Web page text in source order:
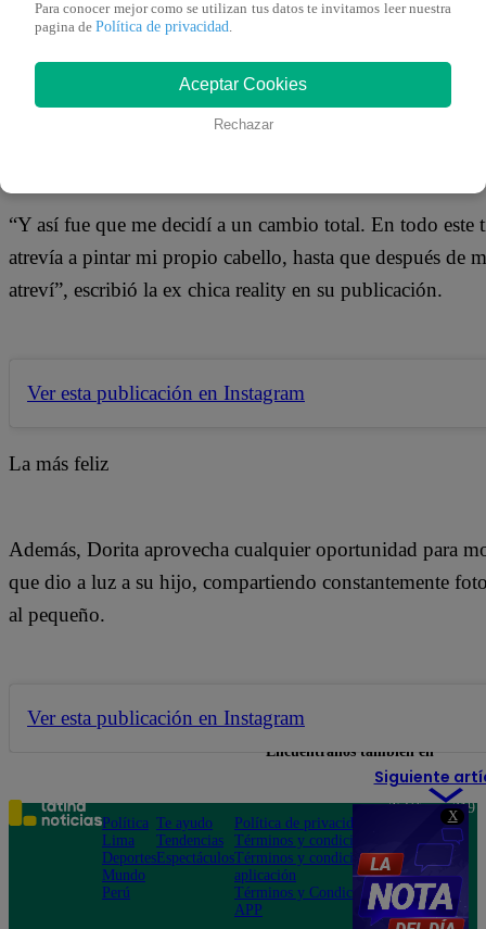
X
Ahora que se encuentra de lo más feliz al lado de su
todos y someterse a un cambio de look, el mismo que
ver en las fotografías que la bailarina publicó en su
“Y así fue que me decidí a un cambio total. En todo este
atrevía a pintar mi propio cabello, hasta que después de
atreví”, escribió la ex chica reality en su publicación.
Ver esta publicación en Instagram
La más feliz
Además, Dorita aprovecha cualquier oportunidad para
que dio a luz a su hijo, compartiendo constantemente
al pequeño.
Ver esta publicación en Instagram
Siguiente
Para conocer mejor como se utilizan tus datos te invitamos leer nuestra
pagina de Política de privacidad.
Aceptar Cookies
Rechazar
Encuéntranos también en
Política
Lima
Deportes
Mundo
Perú
Te ayudo
Tendencias
Espectáculos
Política de privacidad
Términos y condiciones
Términos y condiciones
aplicación
Términos y Condiciones
APP
Teléfono: 219
Av. San
Felipe 968
Jesús María